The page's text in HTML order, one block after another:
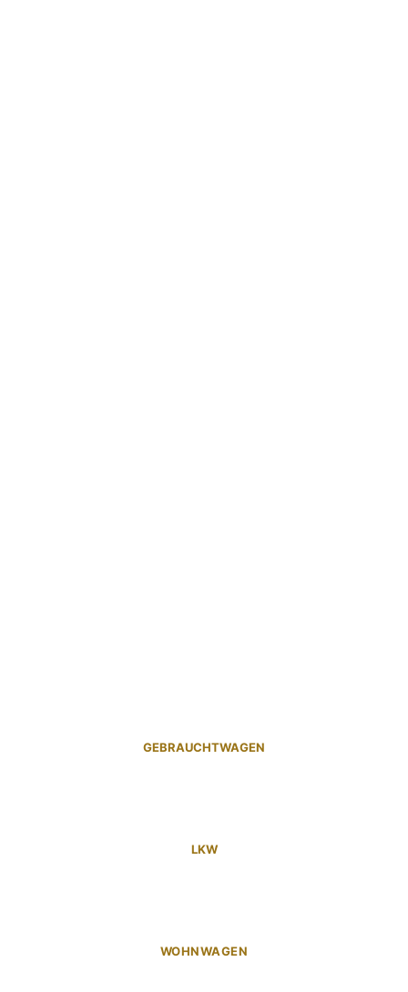
GEBRAUCHTWAGEN
LKW
WOHNWAGEN